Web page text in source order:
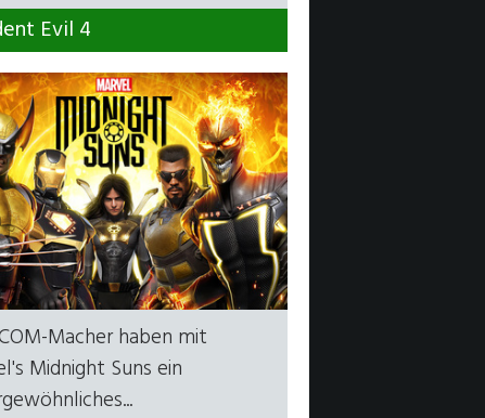
Evil 4
Macher haben mit
Midnight Suns ein